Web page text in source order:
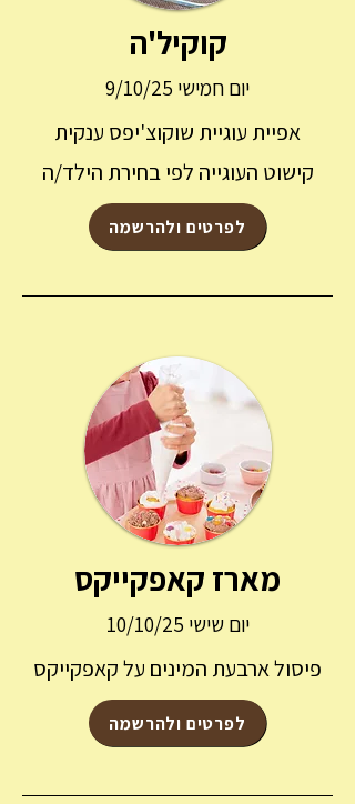
קוקיל'ה
יום חמישי 9/10/25
אפיית עוגיית שוקוצ'יפס ענקית
קישוט העוגייה לפי בחירת הילד/ה
לפרטים ולהרשמה
מארז קאפקייקס
יום שישי 10/10/25
פיסול ארבעת המינים על קאפקייקס
לפרטים ולהרשמה